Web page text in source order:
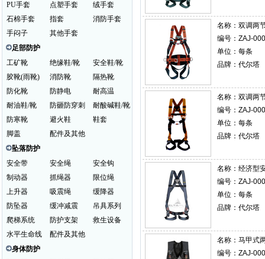
PU手套
点塑手套
绒手套
石棉手套
指套
消防手套
手闷子
其他手套
足部防护
工矿靴
绝缘鞋/靴
安全鞋/靴
胶靴(雨靴)
消防靴
隔热靴
防化靴
防静电
耐高温
耐油鞋/靴
防砸防穿刺
耐酸碱鞋/靴
防寒靴
避火鞋
鞋套
脚盖
配件及其他
坠落防护
安全带
安全绳
安全钩
制动器
抓绳器
限位绳
上升器
吸震绳
缓降器
防坠器
缓冲减震
吊具系列
爬梯系统
防护支架
救生设备
水平生命线
配件及其他
身体防护
名称： 双调两
编号：ZAJ-
单位：每条
品牌：代尔塔
名称： 双调两
编号：ZAJ-
单位：每条
品牌：代尔塔
名称： 经济型
编号：ZAJ-
单位：每条
品牌：代尔塔
名称： 马甲式
编号：ZAJ-